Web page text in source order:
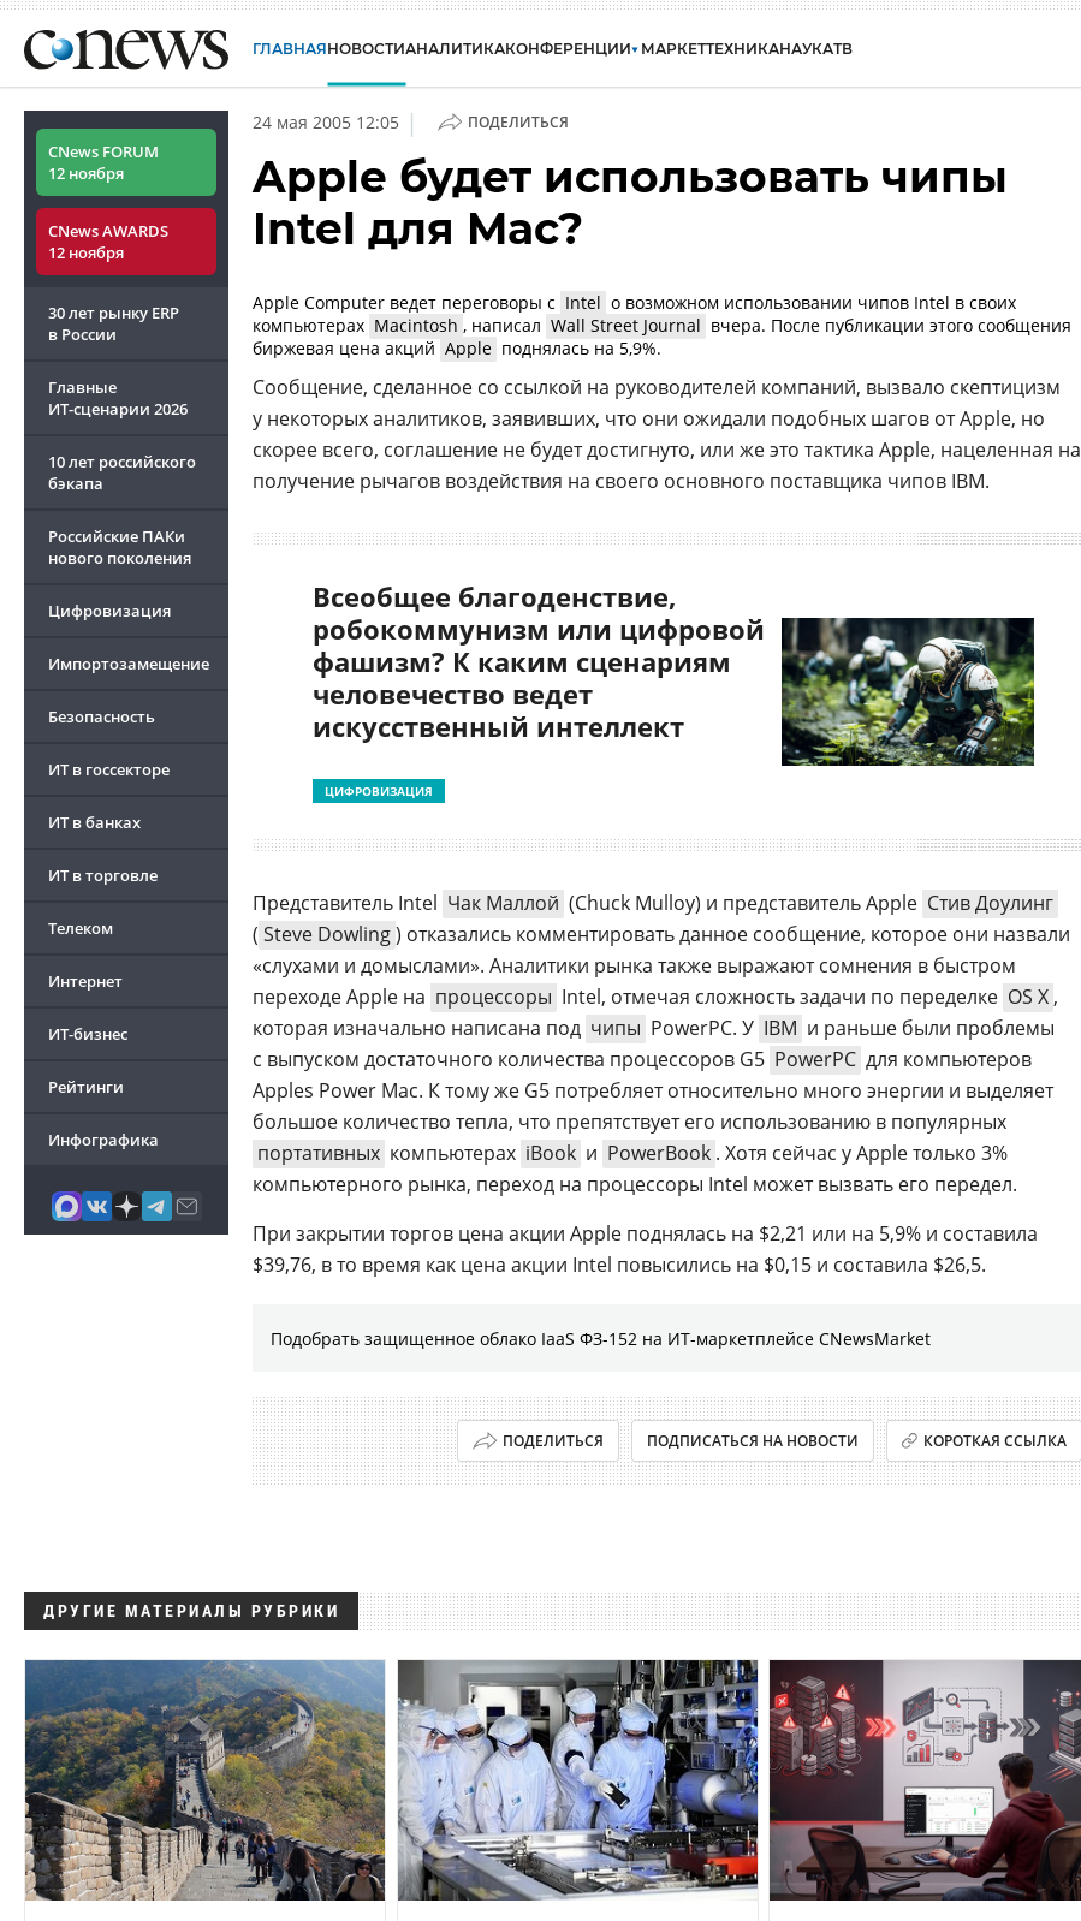
ГЛАВНАЯНОВОСТИАНАЛИТИКАКОНФЕРЕНЦИИ МАРКЕТТЕХНИКАНАУКАТВ
CNews FORUM
12 ноября
CNews AWARDS
12 ноября
30 лет рынку ERP
в России
Главные
ИТ-сценарии 2026
10 лет российского
бэкапа
Российские ПАКи
нового поколения
Цифровизация
Импортозамещение
Безопасность
ИТ в госсекторе
ИТ в банках
ИТ в торговле
Телеком
Интернет
ИТ-бизнес
Рейтинги
Инфографика
24 мая 2005 12:05 | ПОДЕЛИТЬСЯ
Apple будет использовать чипы
Intel для Mac?
Apple Computer ведет переговоры с Intel о возможном использовании чипов Intel в своих
компьютерах Macintosh , написал Wall Street Journal вчера. После публикации этого сообщения
биржевая цена акций Apple поднялась на 5,9%.
Сообщение, сделанное со ссылкой на руководителей компаний, вызвало скептицизм
у некоторых аналитиков, заявивших, что они ожидали подобных шагов от Apple, но
скорее всего, соглашение не будет достигнуто, или же это тактика Apple, нацеленная на
получение рычагов воздействия на своего основного поставщика чипов IBM.
Всеобщее благоденствие,
робокоммунизм или цифровой
фашизм? К каким сценариям
человечество ведет
искусственный интеллект
ЦИФРОВИЗАЦИЯ
Представитель Intel Чак Маллой (Chuck Mulloy) и представитель Apple Стив Доулинг
( Steve Dowling) отказались комментировать данное сообщение, которое они назвали
«слухами и домыслами». Аналитики рынка также выражают сомнения в быстром
переходе Apple на процессоры Intel, отмечая сложность задачи по переделке OS X ,
которая изначально написана под чипы PowerPC. У IBM и раньше были проблемы
с выпуском достаточного количества процессоров G5 PowerPC для компьютеров
Apples Power Mac. К тому же G5 потребляет относительно много энергии и выделяет
большое количество тепла, что препятствует его использованию в популярных
портативных компьютерах iBook и PowerBook . Хотя сейчас у Apple только 3%
компьютерного рынка, переход на процессоры Intel может вызвать его передел.
При закрытии торгов цена акции Apple поднялась на $2,21 или на 5,9% и составила
$39,76, в то время как цена акции Intel повысились на $0,15 и составила $26,5.
Подобрать защищенное облако IaaS ФЗ-152 на ИТ-маркетплейсе CNewsMarket
ПОДЕЛИТЬСЯ ПОДПИСАТЬСЯ НА НОВОСТИ КОРОТКАЯ ССЫЛКА
ДРУГИЕ МАТЕРИАЛЫ РУБРИКИ